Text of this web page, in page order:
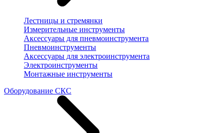
Лестницы и стремянки
Измерительные инструменты
Аксессуары для пневмоинструмента
Пневмоинструменты
Аксессуары для электроинструмента
Электроинструменты
Монтажные инструменты
Оборудование СКС